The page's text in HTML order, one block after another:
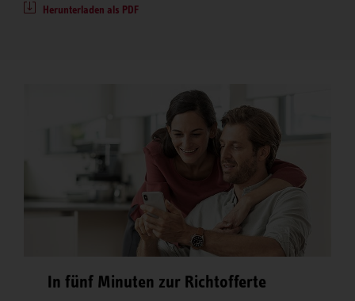
Herunterladen als PDF
In fünf Minuten zur Richtofferte